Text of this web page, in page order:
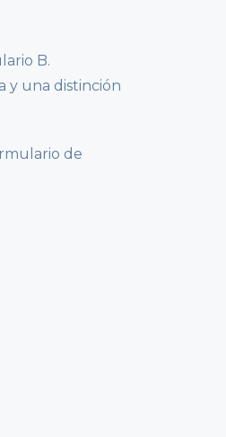
B.
y una distinción
de